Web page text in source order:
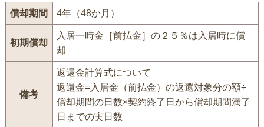
償却期間 4年（48か月）
初期償却
入居一時金［前払金］の２５％は入居時に償
却
備考
返還金計算式について
返還金=入居金（前払金）の返還対象分の額÷
償却期間の日数×契約終了日から償却期間満了
日までの実日数